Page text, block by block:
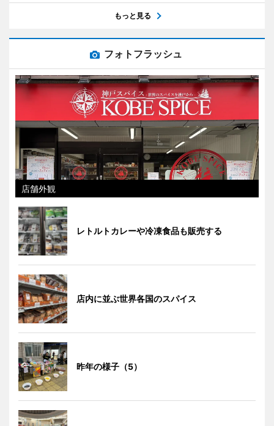
もっと見る
フォトフラッシュ
店舗外観
レトルトカレーや冷凍食品も販売する
店内に並ぶ世界各国のスパイス
昨年の様子（5）